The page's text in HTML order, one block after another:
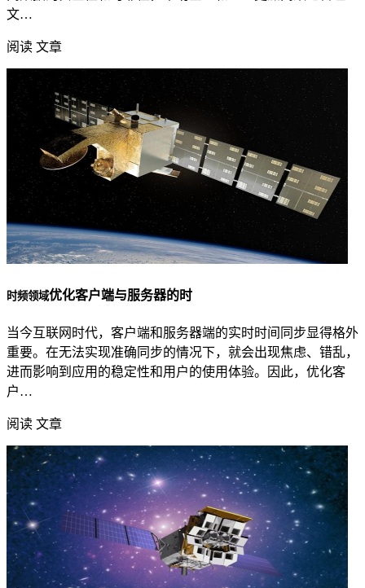
文…
阅读 文章
时频领域优化客户端与服务器的时
当今互联网时代，客户端和服务器端的实时时间同步显得格外
重要。在无法实现准确同步的情况下，就会出现焦虑、错乱，
进而影响到应用的稳定性和用户的使用体验。因此，优化客
户…
阅读 文章